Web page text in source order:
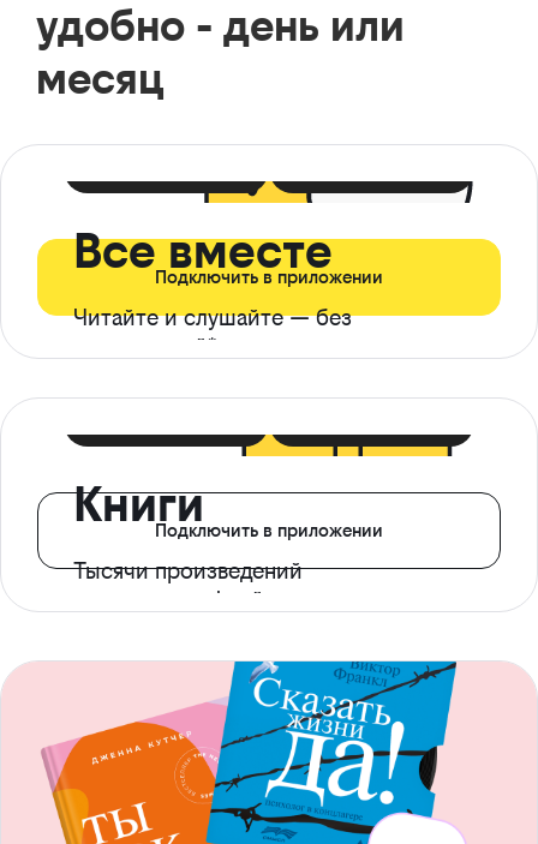
удобно - день или
месяц
Все вместе
Читайте и слушайте — без
ограничений*
Подключить в приложении
Книги
Тысячи произведений
с доступом офлайн
Подключить в приложении